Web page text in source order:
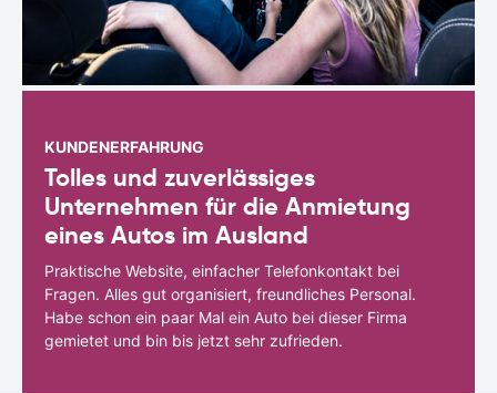
KUNDENERFAHRUNG
Tolles und zuverlässiges
Unternehmen für die Anmietung
eines Autos im Ausland
Praktische Website, einfacher Telefonkontakt bei
Fragen. Alles gut organisiert, freundliches Personal.
Habe schon ein paar Mal ein Auto bei dieser Firma
gemietet und bin bis jetzt sehr zufrieden.